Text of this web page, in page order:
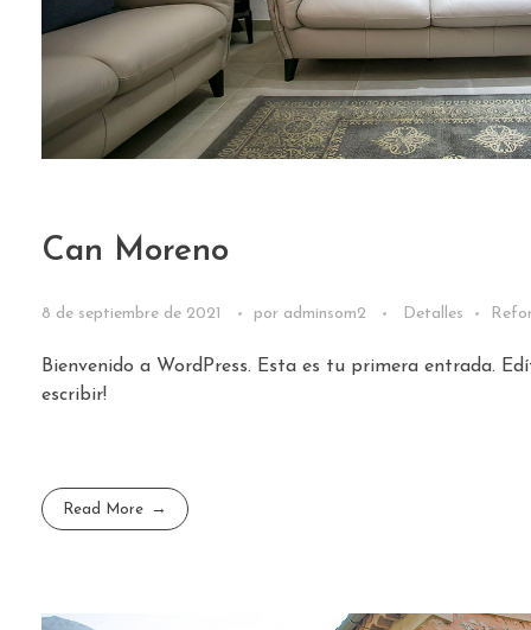
Can Moreno
8 de septiembre de 2021 por adminsom2 Detalles
Bienvenido a WordPress. Esta es tu primera entrada.
escribir!
Read More